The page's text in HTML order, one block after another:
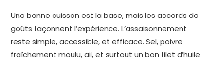
Une bonne cuisson est la base, mais les accords de
goûts façonnent l’expérience. L’assaisonnement
reste simple, accessible, et efficace. Sel, poivre
fraîchement moulu, ail, et surtout un bon filet d’huile